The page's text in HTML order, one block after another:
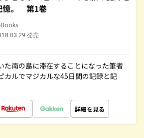
憶。 第1巻
発売
た南の島に滞在することになった筆者
カルでマジカルな45日間の記録と記
詳細を見る